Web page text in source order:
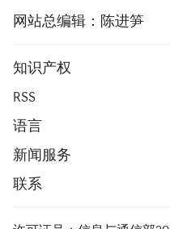
网站总编辑：陈进笋
知识产权
RSS
语言
新闻服务
联系